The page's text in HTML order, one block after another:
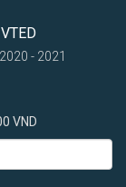
- 2021
VND